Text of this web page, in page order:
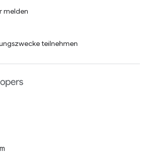
melden
teilnehmen